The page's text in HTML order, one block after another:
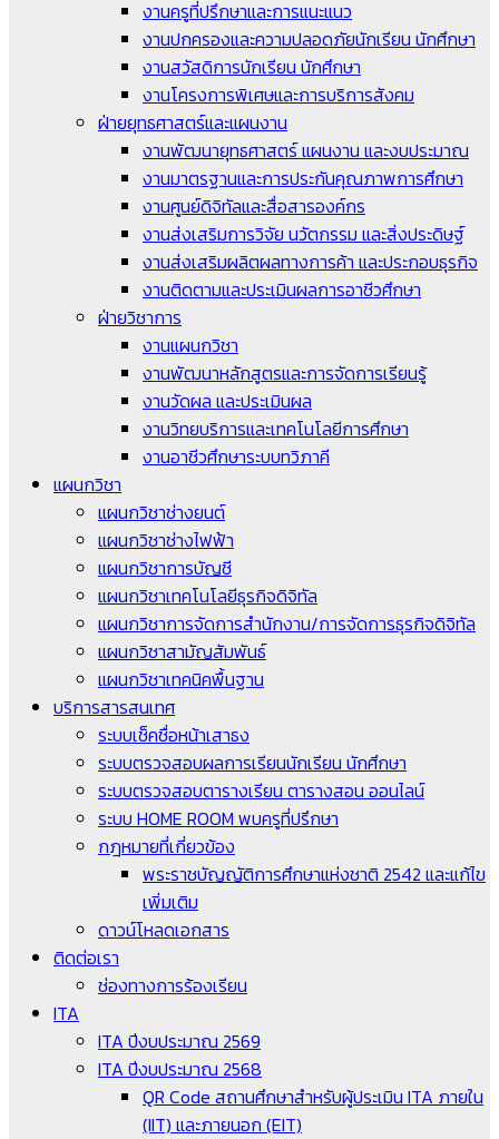
งานครูที่ปรึกษาและการแนะแนว
งานปกครองและความปลอดภัยนักเรียน นักศึกษา
งานสวัสดิการนักเรียน นักศึกษา
งานโครงการพิเศษและการบริการสังคม
ฝ่ายยุทธศาสตร์และแผนงาน
งานพัฒนายุทธศาสตร์ แผนงาน และงบประมาณ
งานมาตรฐานและการประกันคุณภาพการศึกษา
งานศูนย์ดิจิทัลและสื่อสารองค์กร
งานส่งเสริมการวิจัย นวัตกรรม และสิ่งประดิษฐ์
งานส่งเสริมผลิตผลทางการค้า และประกอบธุรกิจ
งานติดตามและประเมินผลการอาชีวศึกษา
ฝ่ายวิชาการ
งานแผนกวิชา
งานพัฒนาหลักสูตรและการจัดการเรียนรู้
งานวัดผล และประเมินผล
งานวิทยบริการและเทคโนโลยีการศึกษา
งานอาชีวศึกษาระบบทวิภาคี
แผนกวิชา
แผนกวิชาช่างยนต์
แผนกวิชาช่างไฟฟ้า
แผนกวิชาการบัญชี
แผนกวิชาเทคโนโลยีธุรกิจดิจิทัล
แผนกวิชาการจัดการสำนักงาน/การจัดการธุรกิจดิจิทัล
แผนกวิชาสามัญสัมพันธ์
แผนกวิชาเทคนิคพื้นฐาน
บริการสารสนเทศ
ระบบเช็คชื่อหน้าเสาธง
ระบบตรวจสอบผลการเรียนนักเรียน นักศึกษา
ระบบตรวจสอบตารางเรียน ตารางสอน ออนไลน์
ระบบ HOME ROOM พบครูที่ปรึกษา
กฎหมายที่เกี่ยวข้อง
พระราชบัญญัติการศึกษาแห่งชาติ 2542 และแก้ไข
เพิ่มเติม
ดาวน์โหลดเอกสาร
ติดต่อเรา
ช่องทางการร้องเรียน
ITA
ITA ปีงบประมาณ 2569
ITA ปีงบประมาณ 2568
QR Code สถานศึกษาสำหรับผู้ประเมิน ITA ภายใน
(IIT) และภายนอก (EIT)